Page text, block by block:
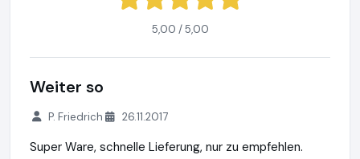
5,00 / 5,00
Weiter so
P. Friedrich 26.11.2017
Super Ware, schnelle Lieferung, nur zu empfehlen.